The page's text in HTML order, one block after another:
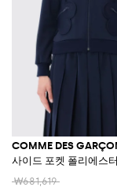
COMME DES
사이드 포켓 폴리에스
₩681,619